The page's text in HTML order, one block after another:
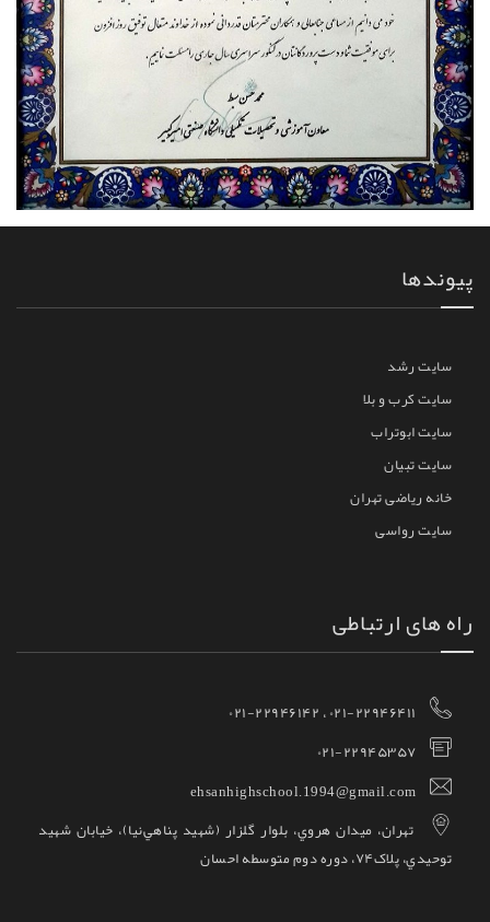
پیوندها
سایت رشد
سایت کرب و بلا
سایت ابوتراب
سایت تبیان
خانه ریاضی تهران
سایت رواسی
راه های ارتباطی
۰۲۱-۲۲۹۴۶۴۱۱ ، ۰۲۱-۲۲۹۴۶۱۴۲
۰۲۱-۲۲۹۴۵۳۵۷
ehsanhighschool.1994@gmail.com
تهران، ميدان هروي، بلوار گلزار (شهيد پناهي‌نيا)، خيابان شهيد
توحيدي، پلاک۷۴، دوره دوم متوسطه احسان